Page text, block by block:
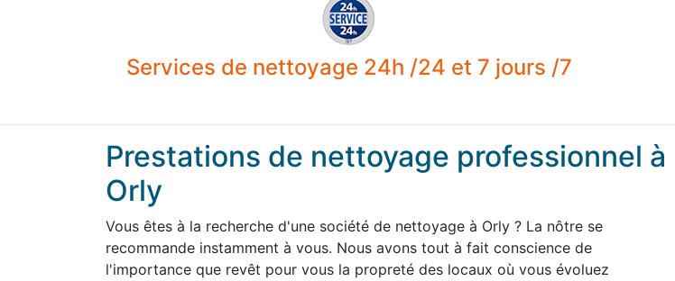
Services de nettoyage 24h /24 et 7 jours /7
Prestations de nettoyage professionnel à
Orly
Vous êtes à la recherche d'une société de nettoyage à Orly ? La nôtre se
recommande instamment à vous. Nous avons tout à fait conscience de
l'importance que revêt pour vous la propreté des locaux où vous évoluez